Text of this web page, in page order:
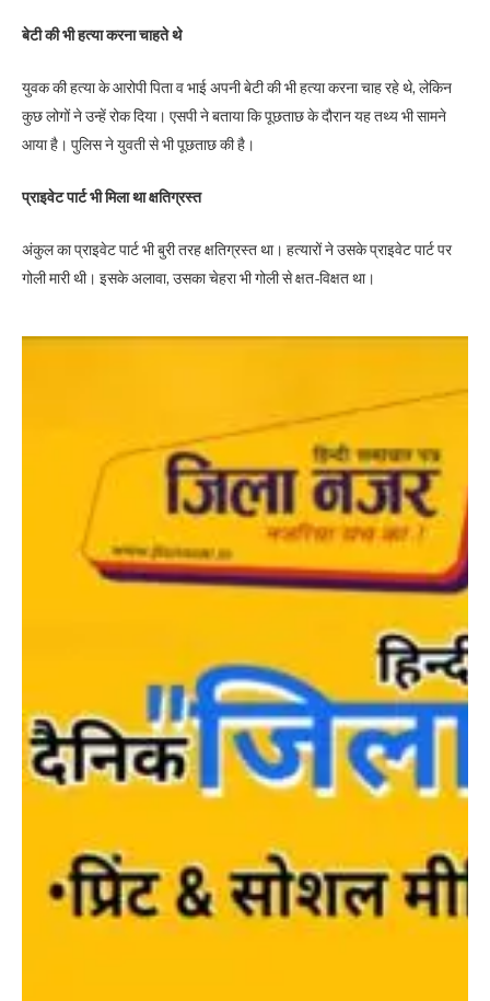
बेटी की भी हत्या करना चाहते थे
युवक की हत्या के आरोपी पिता व भाई अपनी बेटी की भी हत्या करना चाह रहे थे, लेकिन
कुछ लोगों ने उन्हें रोक दिया। एसपी ने बताया कि पूछताछ के दौरान यह तथ्य भी सामने
आया है। पुलिस ने युवती से भी पूछताछ की है।
प्राइवेट पार्ट भी मिला था क्षतिग्रस्त
अंकुल का प्राइवेट पार्ट भी बुरी तरह क्षतिग्रस्त था। हत्यारों ने उसके प्राइवेट पार्ट पर
गोली मारी थी। इसके अलावा, उसका चेहरा भी गोली से क्षत-विक्षत था।